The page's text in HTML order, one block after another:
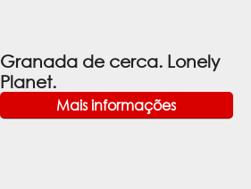
Granada de cerca. Lonely
Planet.
Mais informações